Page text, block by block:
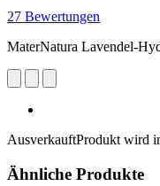
27 Bewertungen
MaterNatura Lavendel-
AusverkauftProdukt wird
Ähnliche Produkte